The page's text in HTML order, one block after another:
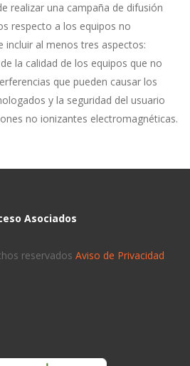
realizar una campaña de difusión
respecto a los equipos no
incluir al menos tres aspectos:
la calidad de los equipos que no
que pueden causar los
y la seguridad del usuario
no ionizantes electromagnéticas.
Asociados
reservados Aviso de Privacidad